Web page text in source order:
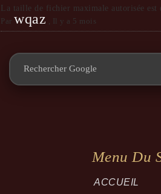
La taille de fichier maximale autorisée est
Par wqaz Il y a 5 mois
Menu Du
ACCUEIL